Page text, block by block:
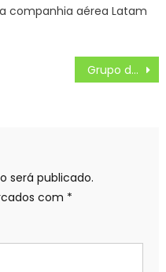
companhia aérea Latam
Grupo de percussão da Emlur é ferramenta de educação ambiental
será publicado.
com *